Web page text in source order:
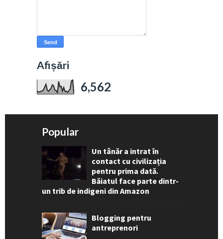
Afișări
6,562
Popular
Un tânăr a intrat în
contact cu civilizația
pentru prima dată.
Băiatul face parte dintr-
un trib de indigeni din Amazon
Blogging pentru
antreprenori